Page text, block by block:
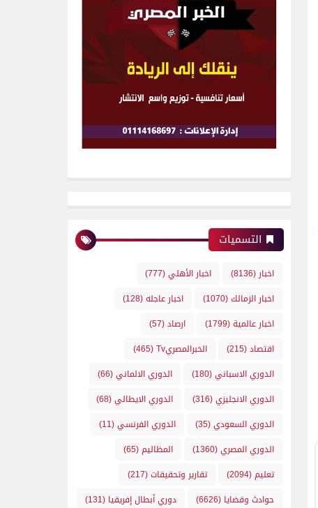
التسميات
اخبار (8136) اخبار الأهلي(777)
اخبار الزمالك(1070) اخبار عاجله(128)
اخبار عالمية(1799) ارصاد(57)
اقتصاد(215) الخبرالمصريTv
(465)
الدوري الاسباني(180) الدوري الالماني(66)
الدوري الانجليزي(316) الدوري الايطالي(68)
الدوري السعودي(35) الدوري الفرنسي(11)
الدوري المصري(1360) المظاليم(65)
تعليم(2094) تقارير وتحقيقات(217)
حوادث وقضايا (6626) دوري أبطال إفريقيا (131)